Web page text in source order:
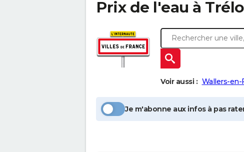
Prix de l'eau à
Voir aussi : Wallers-en-
Je m'abonne aux infos à pas